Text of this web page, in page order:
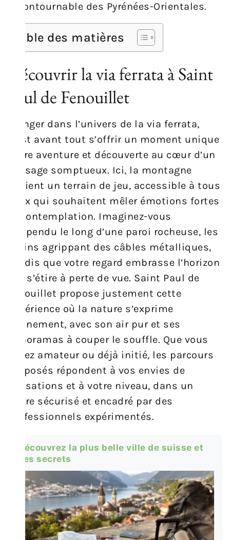
incontournable des Pyrénées-Orientales.
Table des matières
Découvrir la via ferrata à Saint
Paul de Fenouillet
Plonger dans l’univers de la via ferrata,
c’est avant tout s’offrir un moment unique
entre aventure et découverte au cœur d’un
paysage somptueux. Ici, la montagne
devient un terrain de jeu, accessible à tous
ceux qui souhaitent mêler émotions fortes
et contemplation. Imaginez-vous
suspendu le long d’une paroi rocheuse, les
mains agrippant des câbles métalliques,
tandis que votre regard embrasse l’horizon
qui s’étire à perte de vue. Saint Paul de
Fenouillet propose justement cette
expérience où la nature s’exprime
pleinement, avec son air pur et ses
panoramas à couper le souffle. Que vous
soyez amateur ou déjà initié, les parcours
proposés répondent à vos envies de
sensations et à votre niveau, dans un
cadre sécurisé et encadré par des
professionnels expérimentés.
Découvrez la plus belle ville de suisse et
ses secrets